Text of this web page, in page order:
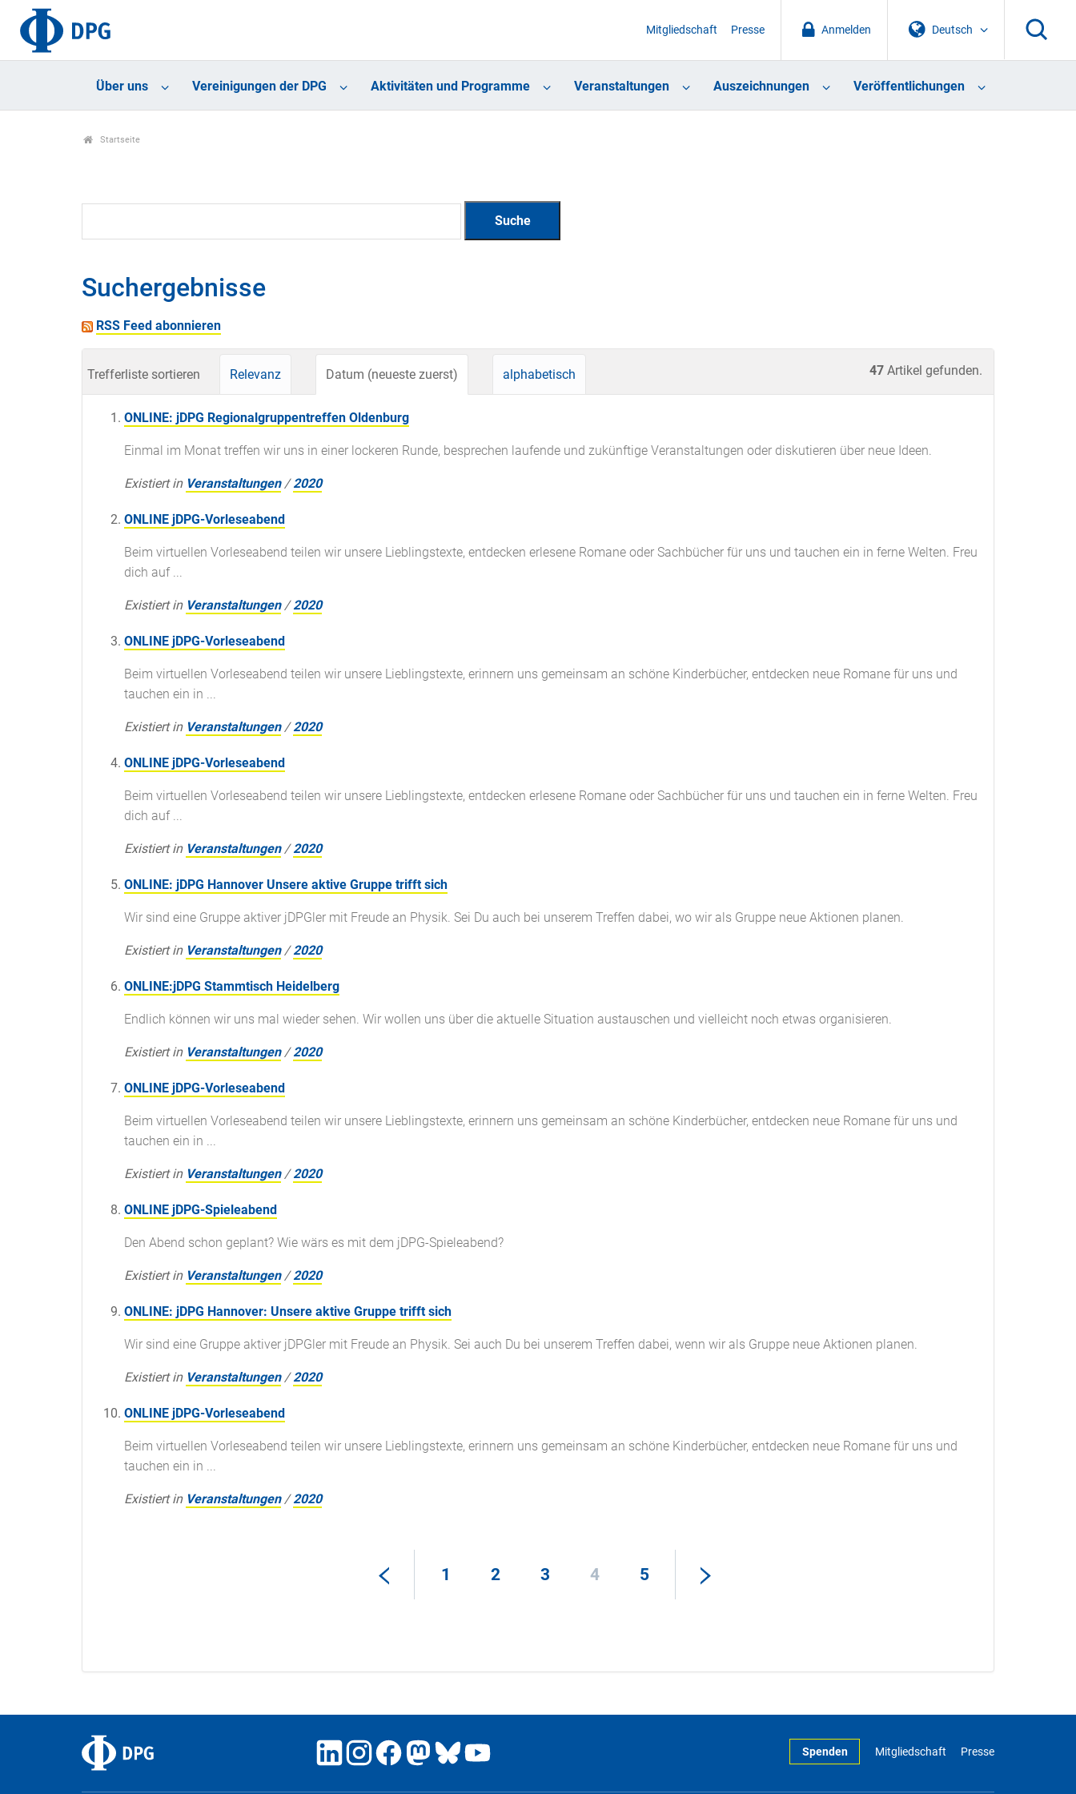
Deutsch
Anmelden
Mitgliedschaft Presse
Über uns Vereinigungen der DPG Aktivitäten und Programme Veranstaltungen Auszeichnungen Veröffentlichungen
Startseite
Suchergebnisse
RSS Feed abonnieren
47 Artikel gefunden.
Trefferliste sortieren Relevanz Datum (neueste zuerst) alphabetisch
ONLINE: jDPG Regionalgruppentreffen Oldenburg
Einmal im Monat treffen wir uns in einer lockeren Runde, besprechen laufende und zukünftige Veranstaltungen oder diskutieren über neue Ideen.
Existiert in Veranstaltungen /2020
ONLINE jDPG-Vorleseabend
Beim virtuellen Vorleseabend teilen wir unsere Lieblingstexte, entdecken erlesene Romane oder Sachbücher für uns und tauchen ein in ferne Welten. Freu
dich auf ...
Existiert in Veranstaltungen /2020
ONLINE jDPG-Vorleseabend
Beim virtuellen Vorleseabend teilen wir unsere Lieblingstexte, erinnern uns gemeinsam an schöne Kinderbücher, entdecken neue Romane für uns und
tauchen ein in ...
Existiert in Veranstaltungen /2020
ONLINE jDPG-Vorleseabend
Beim virtuellen Vorleseabend teilen wir unsere Lieblingstexte, entdecken erlesene Romane oder Sachbücher für uns und tauchen ein in ferne Welten. Freu
dich auf ...
Existiert in Veranstaltungen /2020
ONLINE: jDPG Hannover Unsere aktive Gruppe trifft sich
Wir sind eine Gruppe aktiver jDPGler mit Freude an Physik. Sei Du auch bei unserem Treffen dabei, wo wir als Gruppe neue Aktionen planen.
Existiert in Veranstaltungen /2020
ONLINE:jDPG Stammtisch Heidelberg
Endlich können wir uns mal wieder sehen. Wir wollen uns über die aktuelle Situation austauschen und vielleicht noch etwas organisieren.
Existiert in Veranstaltungen /2020
ONLINE jDPG-Vorleseabend
Beim virtuellen Vorleseabend teilen wir unsere Lieblingstexte, erinnern uns gemeinsam an schöne Kinderbücher, entdecken neue Romane für uns und
tauchen ein in ...
Existiert in Veranstaltungen /2020
ONLINE jDPG-Spieleabend
Den Abend schon geplant? Wie wärs es mit dem jDPG-Spieleabend?
Existiert in Veranstaltungen /2020
ONLINE: jDPG Hannover: Unsere aktive Gruppe trifft sich
Wir sind eine Gruppe aktiver jDPGler mit Freude an Physik. Sei auch Du bei unserem Treffen dabei, wenn wir als Gruppe neue Aktionen planen.
Existiert in Veranstaltungen /2020
ONLINE jDPG-Vorleseabend
Beim virtuellen Vorleseabend teilen wir unsere Lieblingstexte, erinnern uns gemeinsam an schöne Kinderbücher, entdecken neue Romane für uns und
tauchen ein in ...
Existiert in Veranstaltungen /2020
1 2 3 4 5
Spenden Mitgliedschaft Presse